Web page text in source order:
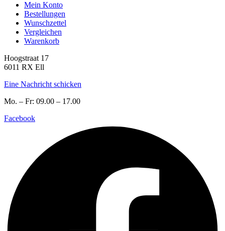
Mein Konto
Bestellungen
Wunschzettel
Vergleichen
Warenkorb
Hoogstraat 17
6011 RX Ell
Eine Nachricht schicken
Mo. – Fr: 09.00 – 17.00
Facebook